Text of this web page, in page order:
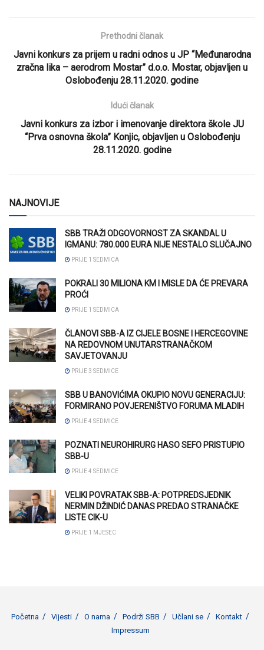
Prethodni članak
Javni konkurs za prijem u radni odnos u JP “Međunarodna
zračna lika – aerodrom Mostar” d.o.o. Mostar, objavljen u
Oslobođenju 28.11.2020. godine
Idući članak
Javni konkurs za izbor i imenovanje direktora škole JU
“Prva osnovna škola” Konjic, objavljen u Oslobođenju
28.11.2020. godine
NAJNOVIJE
SBB TRAŽI ODGOVORNOST ZA SKANDAL U
IGMANU: 780.000 EURA NIJE NESTALO SLUČAJNO
PRIJE 1 SEDMICA
POKRALI 30 MILIONA KM I MISLE DA ĆE PREVARA
PROĆI
PRIJE 1 SEDMICA
ČLANOVI SBB-A IZ CIJELE BOSNE I HERCEGOVINE
NA REDOVNOM UNUTARSTRANAČKOM
SAVJETOVANJU
PRIJE 3 SEDMICE
SBB U BANOVIĆIMA OKUPIO NOVU GENERACIJU:
FORMIRANO POVJERENIŠTVO FORUMA MLADIH
PRIJE 4 SEDMICE
POZNATI NEUROHIRURG HASO SEFO PRISTUPIO
SBB-U
PRIJE 4 SEDMICE
VELIKI POVRATAK SBB-A: POTPREDSJEDNIK
NERMIN DŽINDIĆ DANAS PREDAO STRANAČKE
LISTE CIK-U
PRIJE 1 MJESEC
Početna Vijesti O nama Podrži SBB Učlani se
Kontakt
Impressum